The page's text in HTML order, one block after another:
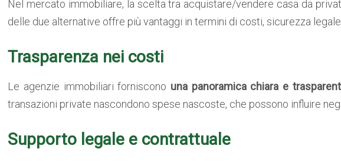
Nel mercato immobiliare, la scelta tra acquistare/vendere casa da
delle due alternative offre più vantaggi in termini di costi, sicurezza
Trasparenza nei costi
Le agenzie immobiliari forniscono una panoramica chiara e
transazioni private nascondono spese nascoste, che possono influire
Supporto legale e contrattuale